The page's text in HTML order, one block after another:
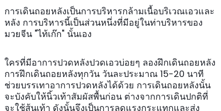
การเดินถอยหลังเป็นการบริหารกล้ามเนื้อบริเวณเอวและ
หลัง การบริหารนี้เป็นส่วนหนึ่งที่มีอยู่ในท่าบริหารของ
มวยจีน "ไท้เก๊ก" นั้นเอง
ใครที่มีอาการปวดหลังปวดเอวบ่อยๆ ลองฝึกเดินถอยหลัง
การฝึกเดินถอยหลังทุกวัน วันละประมาณ 15-20 นาที
ช่วยบรรเทาอาการปวดหลังได้ด้วย การเดินถอยหลังนั้น
จะบังคับให้นิ้วเท้าสัมผัสพื้นก่อน ต่างจากการเดินปกติที่
จะใช้ส้นเท้า ดังนั้นจึงเป็นการลดแรงกระแทกและส่ง